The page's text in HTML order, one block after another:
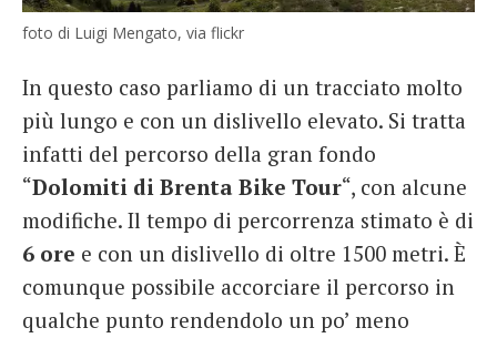
foto di Luigi Mengato, via flickr
In questo caso parliamo di un tracciato molto
più lungo e con un dislivello elevato. Si tratta
infatti del percorso della gran fondo
“Dolomiti di Brenta Bike Tour“, con alcune
modifiche. Il tempo di percorrenza stimato è di
6 ore e con un dislivello di oltre 1500 metri. È
comunque possibile accorciare il percorso in
qualche punto rendendolo un po’ meno